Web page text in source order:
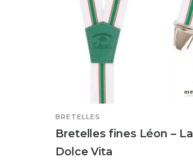
BRETELLES
Bretelles fines Léon – La
Dolce Vita